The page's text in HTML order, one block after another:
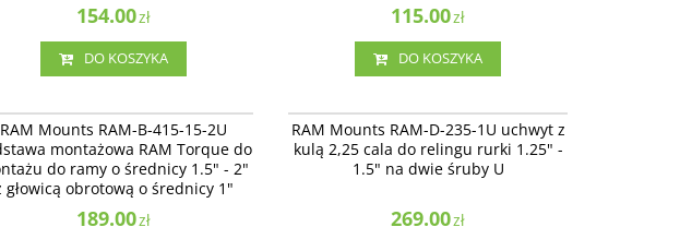
154.00zł
DO KOSZYKA
115.00zł
DO KOSZYKA
B-415-15-2U - podstawa montażowa RAM
do montażu do ramy o średnicy 1.5” –
głowicą obrotową o średnicy 1”
RAM Mounts RAM-B-415-15-2U
montażowa RAM Torque do
do ramy o średnicy 1.5" - 2"
głowicą obrotową o średnicy 1"
189.00zł
RAM Mounts RAM-D-235-1U uchwyt z kulą
2,25 cala do relingu rurki 1.25" - 1.5" na dwie
śruby U
RAM Mounts RAM-D-235-1U uchwyt z
kulą 2,25 cala do relingu rurki 1.25" -
1.5" na dwie śruby U
269.00zł